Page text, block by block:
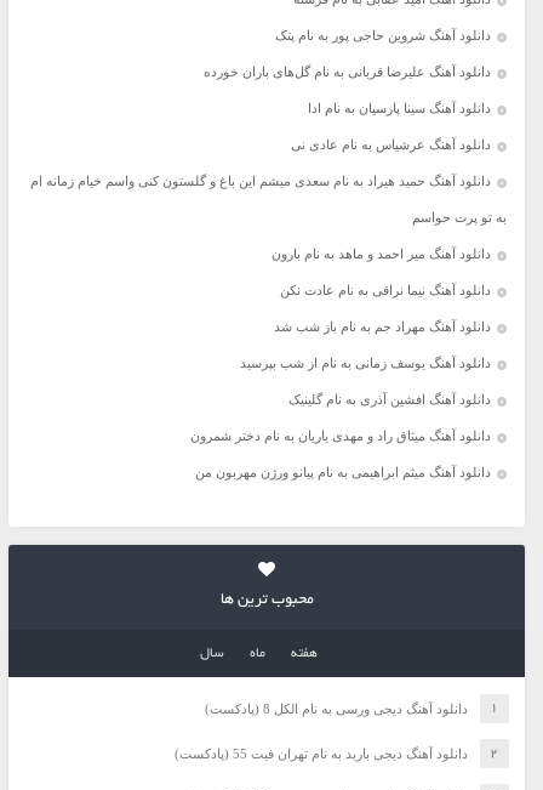
دانلود آهنگ شروین حاجی پور به نام پتک
دانلود آهنگ علیرضا قربانی به نام گل‌های باران خورده
دانلود آهنگ سینا پارسیان به نام ادا
دانلود آهنگ عرشیاس به نام عادی نی
دانلود آهنگ حمید هیراد به نام سعدی میشم این باغ و گلستون کنی واسم خیام زمانه ام
به تو پرت حواسم
دانلود آهنگ میر احمد و ماهد به نام بارون
دانلود آهنگ نیما نراقی به نام عادت نکن
دانلود آهنگ مهراد جم به نام باز شب شد
دانلود آهنگ یوسف زمانی به نام از شب بپرسید
دانلود آهنگ افشین آذری به نام گلینیک
دانلود آهنگ میثاق راد و مهدی یاریان به نام دختر شمرون
دانلود آهنگ میثم ابراهیمی به نام پیانو ورژن مهربون من
محبوب ترین ها
هفته ماه سال
دانلود آهنگ دیجی ورسی به نام الکل 8 (پادکست)
دانلود آهنگ دیجی باربد به نام تهران فیت 55 (پادکست)